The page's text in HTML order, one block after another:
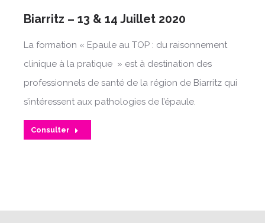
Biarritz – 13 & 14 Juillet 2020
La formation « Epaule au TOP : du raisonnement
clinique à la pratique » est à destination des
professionnels de santé de la région de Biarritz qui
s’intéressent aux pathologies de l’épaule.
Consulter